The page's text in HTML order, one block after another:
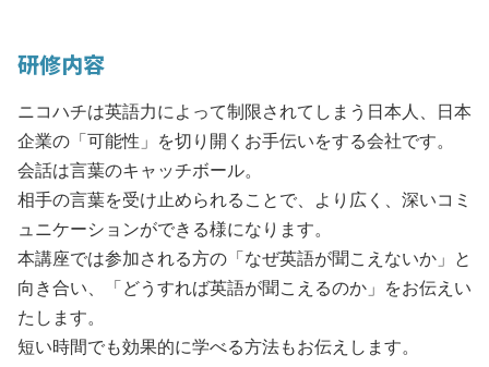
研修内容
ニコハチは英語力によって制限されてしまう日本人、日本
企業の「可能性」を切り開くお手伝いをする会社です。
会話は言葉のキャッチボール。
相手の言葉を受け止められることで、より広く、深いコミ
ュニケーションができる様になります。
本講座では参加される方の「なぜ英語が聞こえないか」と
向き合い、「どうすれば英語が聞こえるのか」をお伝えい
たします。
短い時間でも効果的に学べる方法もお伝えします。